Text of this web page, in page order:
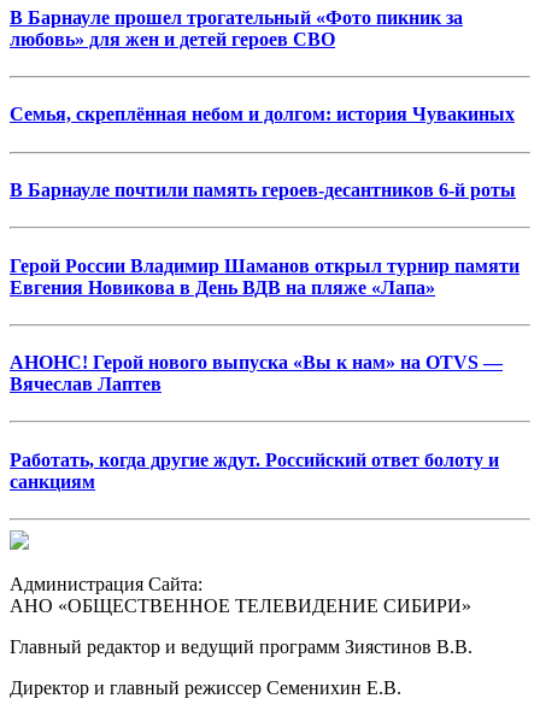
В Барнауле прошел трогательный «Фото пикник за
любовь» для жен и детей героев СВО
Семья, скреплённая небом и долгом: история Чувакиных
В Барнауле почтили память героев-десантников 6-й роты
Герой России Владимир Шаманов открыл турнир памяти
Евгения Новикова в День ВДВ на пляже «Лапа»
АНОНС! Герой нового выпуска «Вы к нам» на OTVS —
Вячеслав Лаптев
Работать, когда другие ждут. Российский ответ болоту и
санкциям
Администрация Сайта:
АНО «ОБЩЕСТВЕННОЕ ТЕЛЕВИДЕНИЕ СИБИРИ»
Главный редактор и ведущий программ Зиястинов В.В.
Директор и главный режиссер Семенихин Е.В.